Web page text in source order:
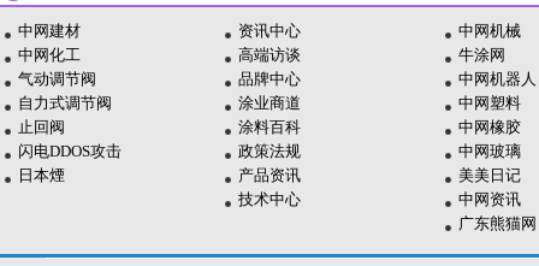
中网建材
中网化工
气动调节阀
自力式调节阀
止回阀
闪电DDOS攻击
日本煙
资讯中心
高端访谈
品牌中心
涂业商道
涂料百科
政策法规
产品资讯
技术中心
中网机械
牛涂网
中网机器人
中网塑料
中网橡胶
中网玻璃
美美日记
中网资讯
广东熊猫网